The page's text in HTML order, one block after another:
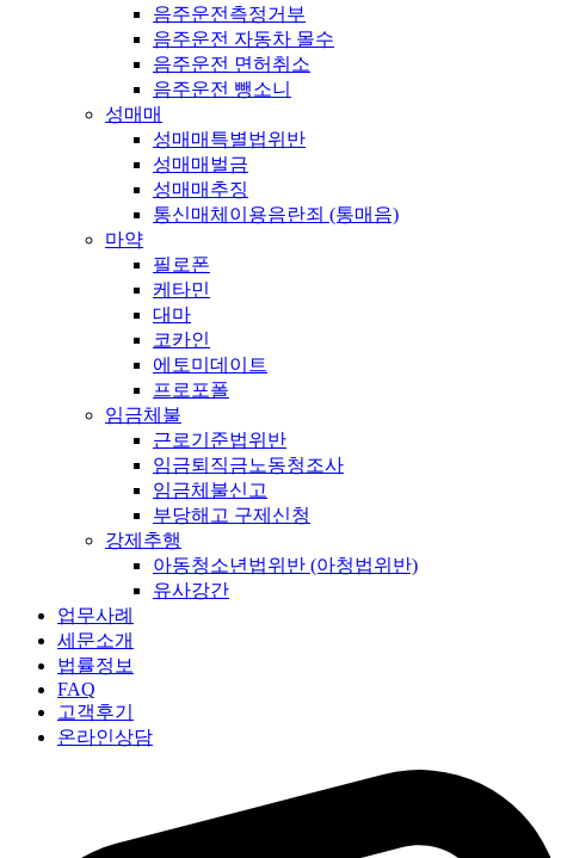
음주운전측정거부
음주운전 자동차 몰수
음주운전 면허취소
음주운전 뺑소니
성매매
성매매특별법위반
성매매벌금
성매매추징
통신매체이용음란죄 (통매음)
마약
필로폰
케타민
대마
코카인
에토미데이트
프로포폴
임금체불
근로기준법위반
임금퇴직금노동청조사
임금체불신고
부당해고 구제신청
강제추행
아동청소년법위반 (아청법위반)
유사강간
업무사례
세문소개
법률정보
FAQ
고객후기
온라인상담